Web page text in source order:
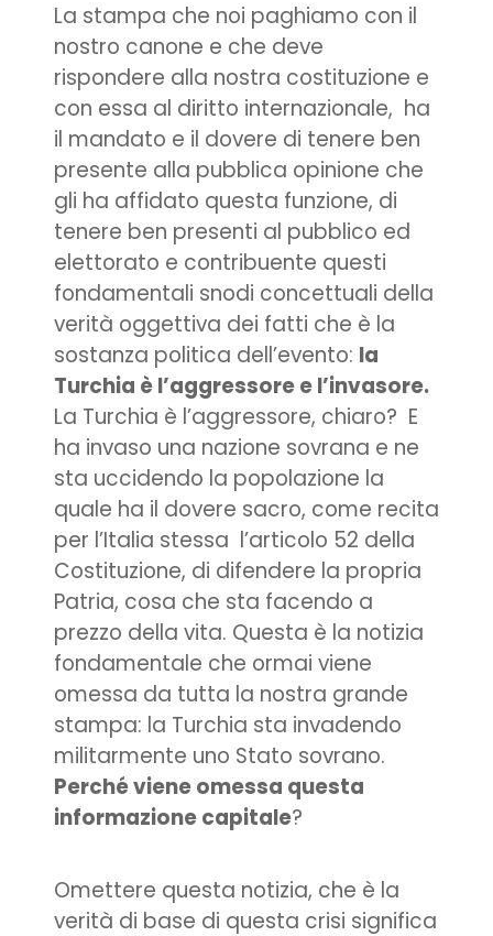
La stampa che noi paghiamo con il
nostro canone e che deve
rispondere alla nostra costituzione e
con essa al diritto internazionale, ha
il mandato e il dovere di tenere ben
presente alla pubblica opinione che
gli ha affidato questa funzione, di
tenere ben presenti al pubblico ed
elettorato e contribuente questi
fondamentali snodi concettuali della
verità oggettiva dei fatti che è la
sostanza politica dell’evento: la
Turchia è l’aggressore e l’invasore.
La Turchia è l’aggressore, chiaro? E
ha invaso una nazione sovrana e ne
sta uccidendo la popolazione la
quale ha il dovere sacro, come recita
per l’Italia stessa l’articolo 52 della
Costituzione, di difendere la propria
Patria, cosa che sta facendo a
prezzo della vita. Questa è la notizia
fondamentale che ormai viene
omessa da tutta la nostra grande
stampa: la Turchia sta invadendo
militarmente uno Stato sovrano.
Perché viene omessa questa
informazione capitale?
Omettere questa notizia, che è la
verità di base di questa crisi significa